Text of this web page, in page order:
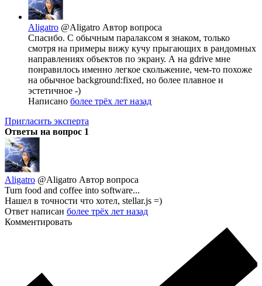
Aligatro @Aligatro Автор вопроса
Спасибо. С обычным паралаксом я знаком, только
смотря на примеры вижу кучу прыгающих в рандомных
направлениях объектов по экрану. А на gdrive мне
понравилось именно легкое скольжение, чем-то похоже
на обычное background:fixed, но более плавное и
эстетичное -)
Написано более трёх лет назад
Пригласить эксперта
Ответы на вопрос 1
Aligatro @Aligatro Автор вопроса
Turn food and coffee into software...
Нашел в точности что хотел, stellar.js =)
Ответ написан более трёх лет назад
Комментировать